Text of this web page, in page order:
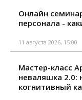
Онлайн
персонала -
11 августа 2026, 15:00
Мастер-класс
неваляшка 2.0:
когнитивный